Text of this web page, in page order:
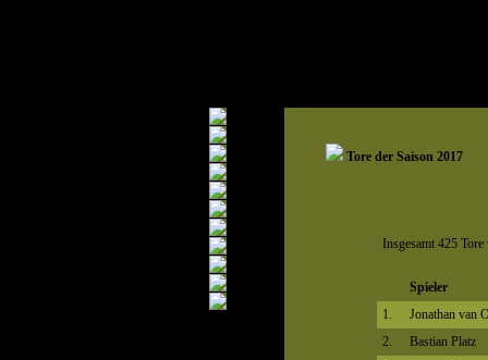
Tore der Saison 2017
Insgesamt 425
Spieler
1.
Jonathan van
2.
Bastian Platz